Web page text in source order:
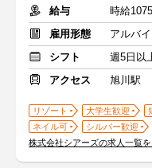
給与
時給
雇用形態
アルバ
シフト
週5日以
アクセス
旭川駅
リゾート 大学生歓迎
ネイル可
シルバー歓迎
株式会社シアーズの求人一覧